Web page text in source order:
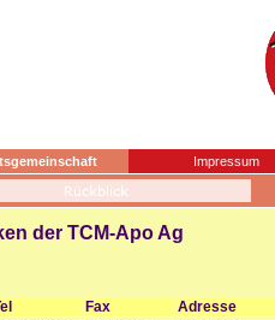
Impressum
der TCM-Apo Ag
Fax Adresse